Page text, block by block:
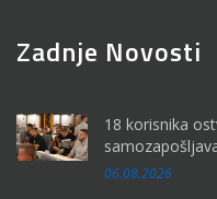
Zadnje Novosti
18 korisnika
06.08.2026